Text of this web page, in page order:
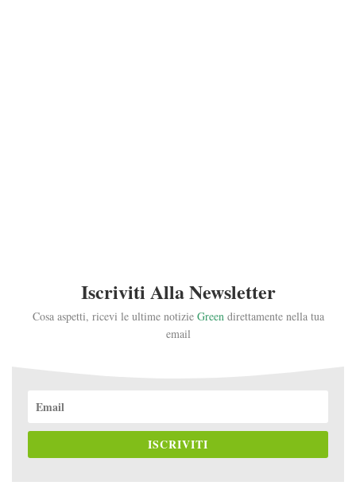
Iscriviti Alla Newsletter
Cosa aspetti, ricevi le ultime notizie Green direttamente nella tua
email
ISCRIVITI